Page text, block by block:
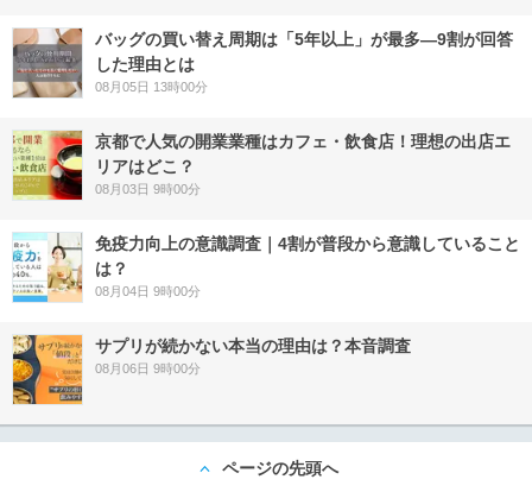
バッグの買い替え周期は「5年以上」が最多―9割が回答
した理由とは
08月05日 13時00分
京都で人気の開業業種はカフェ・飲食店！理想の出店エ
リアはどこ？
08月03日 9時00分
免疫力向上の意識調査｜4割が普段から意識していること
は？
08月04日 9時00分
サプリが続かない本当の理由は？本音調査
08月06日 9時00分
ページの先頭へ